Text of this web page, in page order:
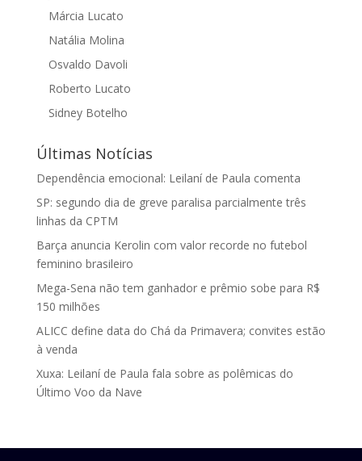
Márcia Lucato
Natália Molina
Osvaldo Davoli
Roberto Lucato
Sidney Botelho
Últimas Notícias
Dependência emocional: Leilaní de Paula comenta
SP: segundo dia de greve paralisa parcialmente três
linhas da CPTM
Barça anuncia Kerolin com valor recorde no futebol
feminino brasileiro
Mega-Sena não tem ganhador e prêmio sobe para R$
150 milhões
ALICC define data do Chá da Primavera; convites estão
à venda
Xuxa: Leilaní de Paula fala sobre as polêmicas do
Último Voo da Nave